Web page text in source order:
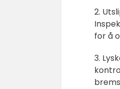
2.
for å
3.